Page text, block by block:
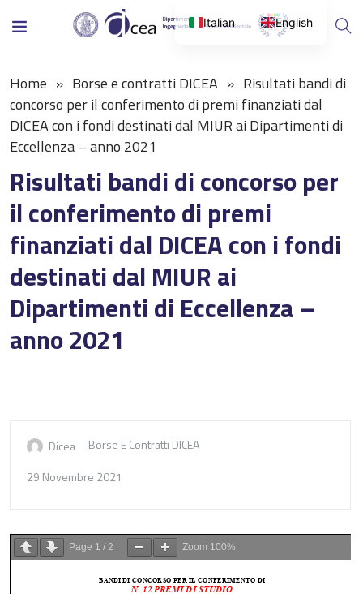
Home Borse e contratti DICEA
Risultati bandi di
concorso per il conferimento di premi finanziati dal
DICEA con i fondi destinati dal MIUR ai Dipartimenti di
Eccellenza – anno 2021
Risultati bandi di concorso per
il conferimento di premi
finanziati dal DICEA con i fondi
destinati dal MIUR ai
Dipartimenti di Eccellenza –
anno 2021
Dicea
Borse E Contratti DICEA
29 Novembre 2021
Page 1 / 2 Zoom 100%
Italian English